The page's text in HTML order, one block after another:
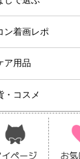
ン着画レポ
ア用品
・コスメ